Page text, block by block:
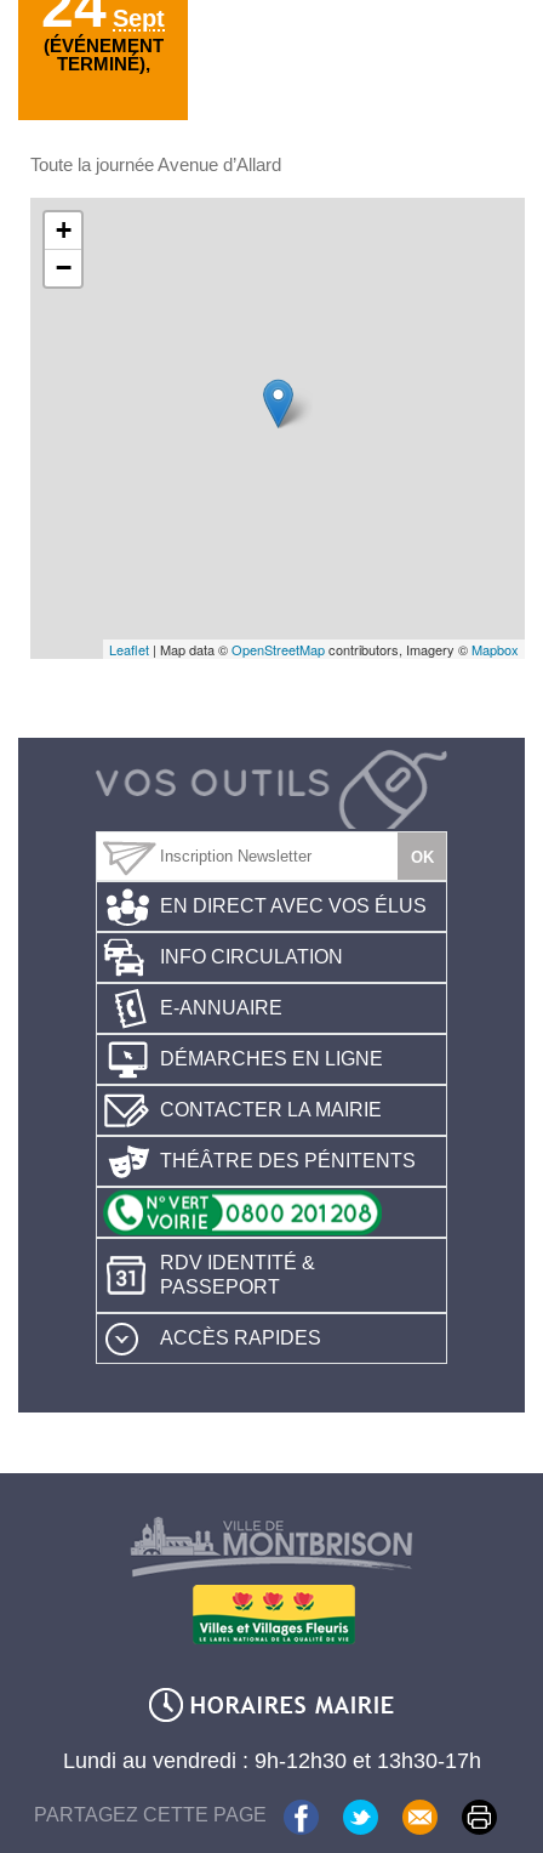
Sept
(ÉVÉNEMENT
TERMINÉ),
Toute la journée Avenue d’Allard
+
−
Leaflet | Map data ©OpenStreetMapcontributors, Imagery ©Mapbox
EN DIRECT AVEC VOS ÉLUS
INFO CIRCULATION
E-ANNUAIRE
DÉMARCHES EN LIGNE
CONTACTER LA MAIRIE
THÉÂTRE DES PÉNITENTS
RDV IDENTITÉ &
PASSEPORT
ACCÈS RAPIDES
Lundi au vendredi : 9h-12h30 et 13h30-17h
PARTAGEZ CETTE PAGE